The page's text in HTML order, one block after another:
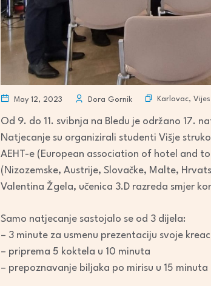
May 12, 2023 Dora Gornik Karlovac,
Od 9. do 11. svibnja na Bledu je održano 17.
Natjecanje su organizirali studenti Višje
AEHT-e (European association of hotel and
(Nizozemske, Austrije, Slovačke, Malte,
Valentina Žgela, učenica 3.D razreda smjer
Samo natjecanje sastojalo se od 3 dijela:
– 3 minute za usmenu prezentaciju svoje
– priprema 5 koktela u 10 minuta
– prepoznavanje biljaka po mirisu u 15 minuta